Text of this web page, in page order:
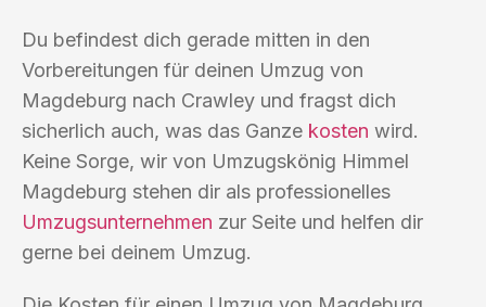
Du befindest dich gerade mitten in den
Vorbereitungen für deinen Umzug von
Magdeburg nach Crawley und fragst dich
sicherlich auch, was das Ganze kosten wird.
Keine Sorge, wir von Umzugskönig Himmel
Magdeburg stehen dir als professionelles
Umzugsunternehmen zur Seite und helfen dir
gerne bei deinem Umzug.